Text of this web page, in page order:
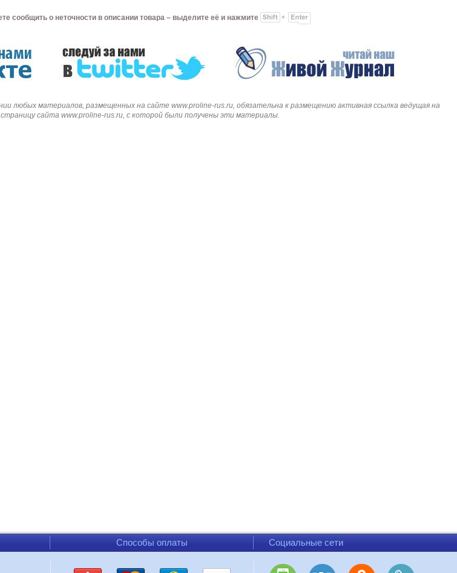
сообщить о неточности в описании товара – выделите её и нажмите
любых материалов, размещенных на сайте www.proline-rus.ru, обязательна к размещению активная ссылка ведущая на
страницу сайта www.proline-rus.ru, с которой были получены эти материалы.
Способы оплаты Социальные сети